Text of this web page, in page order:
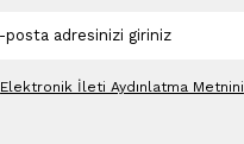
Elektronik İleti Aydınlatma Metni‌ni